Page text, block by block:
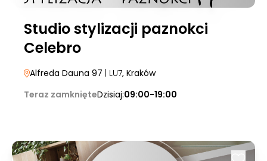
Studio stylizacji paznokci
Celebro
Alfreda Dauna 97 | LU7, Kraków
Teraz zamknięteDzisiaj:09:00-19:00